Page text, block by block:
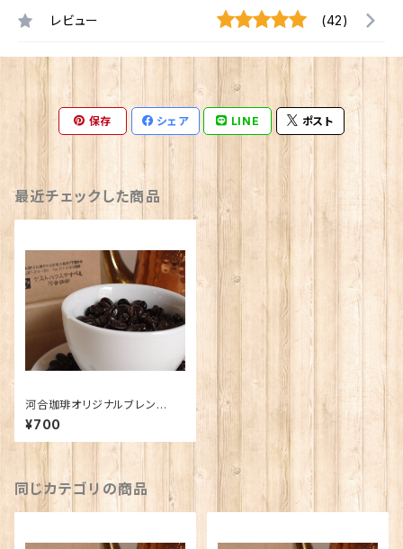
レビュー (42)
保存 シェア LINE ポスト
最近チェックした商品
河合珈琲オリジナルブレン
ド 〜大地〜 100g
¥700
同じカテゴリの商品